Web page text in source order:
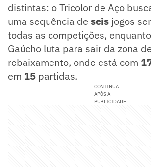
distintas: o Tricolor de Aço
uma sequência de seis jogos
todas as competições,
Gaúcho luta para sair da zona de
rebaixamento, onde está com
em 15 partidas.
CONTINUA
APÓS A
PUBLICIDADE